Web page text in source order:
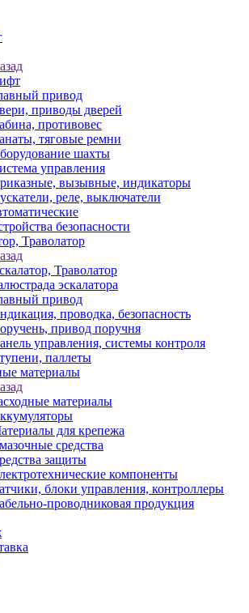
привод
приводы дверей
противовес
тяговые ремни
шахты
управления
вызывные, индикаторы
реле, выключатели
безопасности
Траволатор
Траволатор
эскалатора
привод
проводка, безопасность
привод поручня
управления, системы контроля
паллеты
материалы
материалы
для крепежа
средства
защиты
компоненты
блоки управления, контроллеры
проводниковая продукция